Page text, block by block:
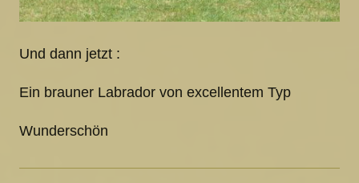
Und dann jetzt :
Ein brauner Labrador von excellentem Typ
Wunderschön